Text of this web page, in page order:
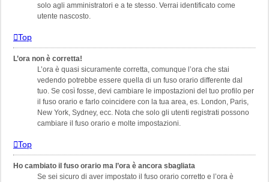
solo agli amministratori e a te stesso. Verrai identificato come
utente nascosto.
Top
L’ora non è corretta!
L’ora è quasi sicuramente corretta, comunque l’ora che stai
vedendo potrebbe essere quella di un fuso orario differente dal
tuo. Se così fosse, devi cambiare le impostazioni del tuo profilo per
il fuso orario e farlo coincidere con la tua area, es. London, Paris,
New York, Sydney, ecc. Nota che solo gli utenti registrati possono
cambiare il fuso orario e molte impostazioni.
Top
Ho cambiato il fuso orario ma l’ora è ancora sbagliata
Se sei sicuro di aver impostato il fuso orario corretto e l’ora è